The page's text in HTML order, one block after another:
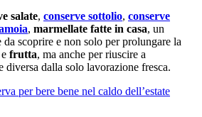
salate, conserve sottolio, conserve
, marmellate fatte in casa, un
scoprire e non solo per prolungare la
e frutta, ma anche per riuscire a
diversa dalla solo lavorazione fresca.